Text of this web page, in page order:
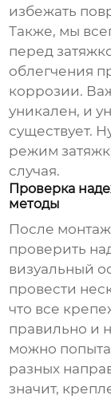
избежать
Также, мы
перед
облегчения
коррозии.
уникален, и
существует.
режим
случая.
Проверка
методы
После
проверить
визуальный
провести
что все
правильно и
можно
разных
значит,